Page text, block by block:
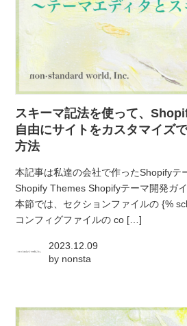
atelier
contact
スキーマ記法を使って、
自由にサイトをカスタマイズ
方法
本記事は私達の会社で作ったShopifyテ
Shopify Themes Shopifyテーマ開発ガ
本節では、セクションファイルの {%
コンフィグファイルの co […]
2023.12.09
by nonsta